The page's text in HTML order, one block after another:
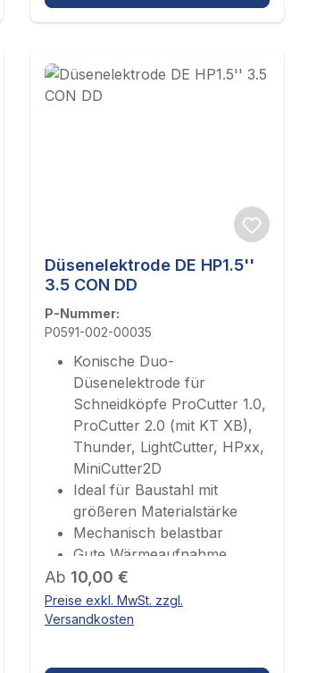
Düsenelektrode DE HP1.5''
3.5 CON DD
P-Nummer:
P0591-002-00035
Konische Duo-
Düsenelektrode für
Schneidköpfe ProCutter 1.0,
ProCutter 2.0 (mit KT XB),
Thunder, LightCutter, HPxx,
MiniCutter2D
Ideal für Baustahl mit
größeren Materialstärke
Mechanisch belastbar
Gute Wärmeaufnahme
Durchmesser 3,5 mm
Regulärer Preis:
Ab 10,00 €
Preise exkl. MwSt. zzgl.
Versandkosten